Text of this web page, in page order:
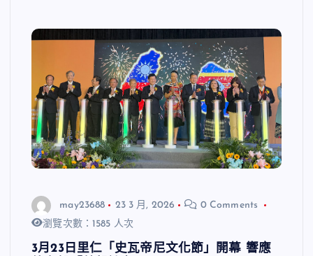
may23688 23 3 月, 2026
0 Comments
瀏覽次數：1585 人次
3月23日里仁「史瓦帝尼文化節」開幕 響應